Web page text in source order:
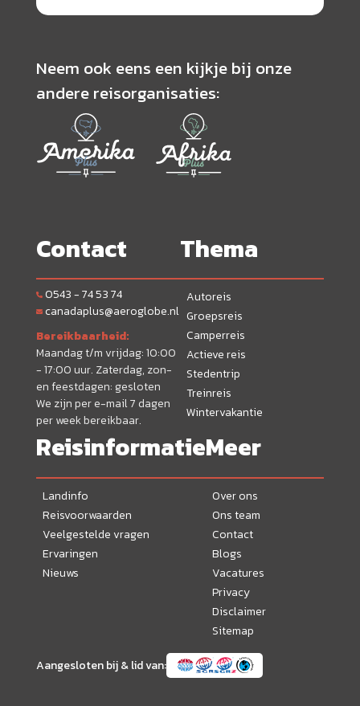
Neem ook eens een kijkje bij onze
andere reisorganisaties:
Contact
0543 - 74 53 74
canadaplus@aeroglobe.nl
Bereikbaarheid:
Maandag t/m vrijdag: 10:00
- 17:00 uur. Zaterdag, zon-
en feestdagen: gesloten
We zijn per e-mail 7 dagen
per week bereikbaar.
Thema
Autoreis
Groepsreis
Camperreis
Actieve reis
Stedentrip
Treinreis
Wintervakantie
Reisinformatie
Landinfo
Reisvoorwaarden
Veelgestelde vragen
Ervaringen
Nieuws
Meer
Over ons
Ons team
Contact
Blogs
Vacatures
Privacy
Disclaimer
Sitemap
Aangesloten bij & lid van: